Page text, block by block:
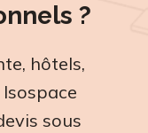
?
hôtels,
sous